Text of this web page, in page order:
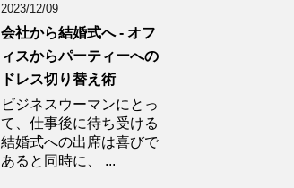
2023/12/09
会社から結婚式へ - オフ
ィスからパーティーへの
ドレス切り替え術
ビジネスウーマンにとっ
て、仕事後に待ち受ける
結婚式への出席は喜びで
あると同時に、 ...